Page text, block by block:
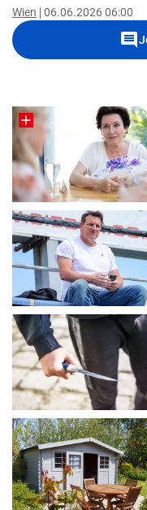
Wien 06.06.2026 06:00
comment